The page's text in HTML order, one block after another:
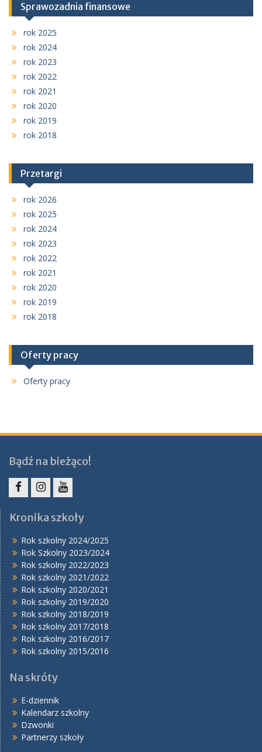
Sprawozadnia finansowe
rok 2025
rok 2024
rok 2023
rok 2022
rok 2021
rok 2020
rok 2019
rok 2018
Przetargi
rok 2026
rok 2025
rok 2024
rok 2023
rok 2022
rok 2021
rok 2020
rok 2019
rok 2018
Oferty pracy
Oferty pracy
Bądź na bieżąco!
Kronika szkoły
Rok szkolny 2024/2025
Rok Szkolny 2023/2024
Rok szkolny 2022/2023
Rok szkolny 2021/2022
Rok szkolny 2020/2021
Rok szkolny 2019/2020
Rok szkolny 2018/2019
Rok szkolny 2017/2018
Rok szkolny 2016/2017
Rok szkolny 2015/2016
Na skróty
E-dziennik
Kalendarz szkolny
Dzwonki
Partnerzy szkoły